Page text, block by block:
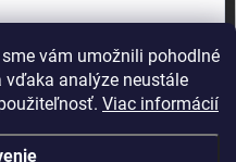
vám umožnili pohodlné
vďaka analýze neustále
Viac informácií
ochrany osobných údajov